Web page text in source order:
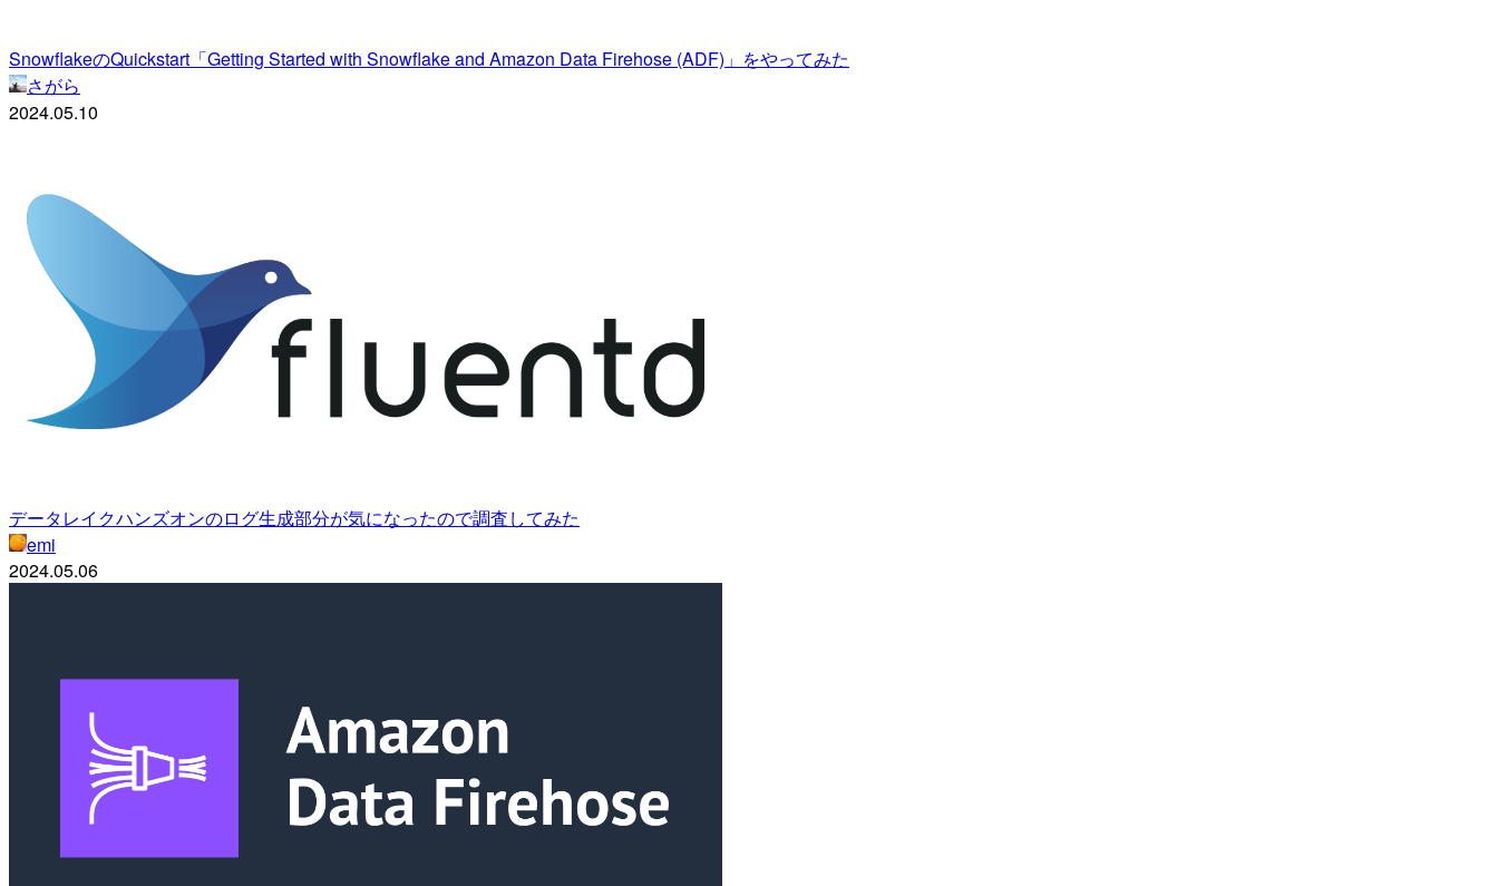
SnowflakeのQuickstart「Getting Started with Snowflake and Amazon Data Firehose (ADF)」をやってみた
さがら
2024.05.10
データレイクハンズオンのログ生成部分が気になったので調査してみた
emi
2024.05.06